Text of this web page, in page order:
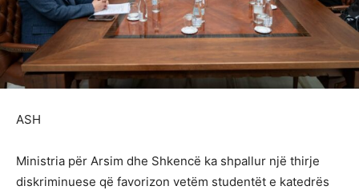
ASH
Ministria për Arsim dhe Shkencë ka shpallur një thirje
diskriminuese që favorizon vetëm studentët e katedrës